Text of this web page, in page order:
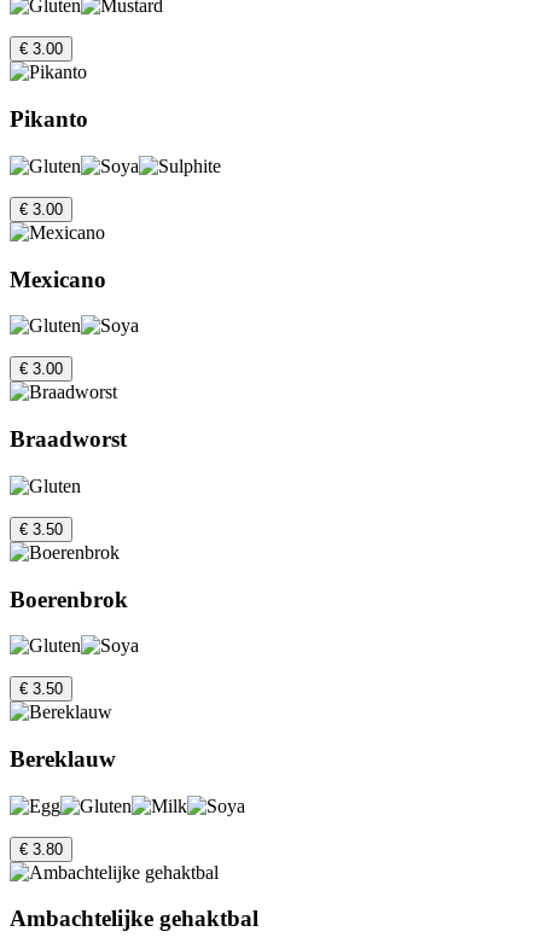
€ 3.00
Pikanto
€ 3.00
Mexicano
€ 3.00
Braadworst
€ 3.50
Boerenbrok
€ 3.50
Bereklauw
€ 3.80
Ambachtelijke gehaktbal